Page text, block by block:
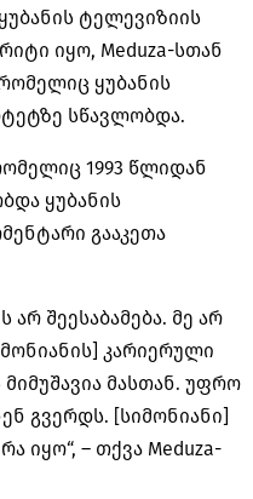
ტელევიზიის
იყო, Meduza-სთან
ყუბანის
სწავლობდა.
1993 წლიდან
ყუბანის
გააკეთა
არ შეესაბამება. მე არ
კარიერული
მასთან. უფრო
გვერდს. [სიმონიანი]
იყო“, – თქვა Meduza-